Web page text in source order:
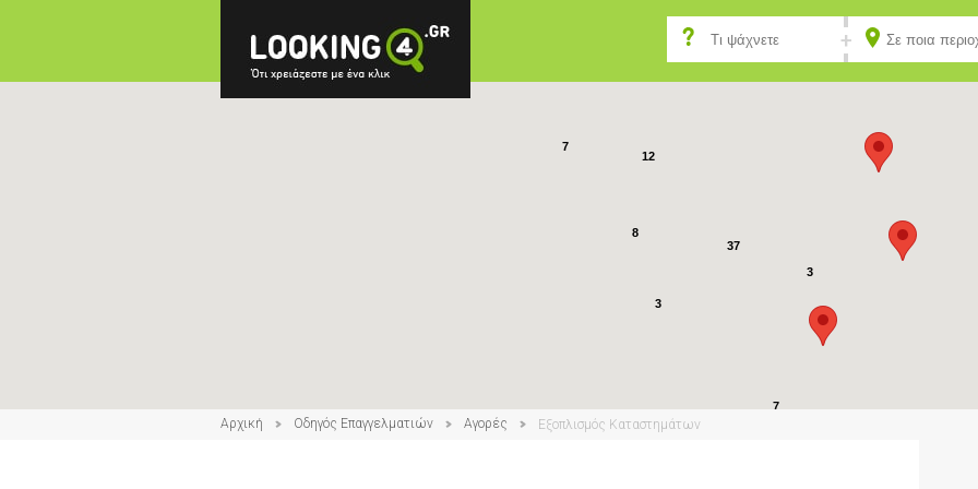
37
6
12
8
3
7
7
3
Αρχική Οδηγός Επαγγελματιών Αγορές Εξοπλισμός Καταστημάτων